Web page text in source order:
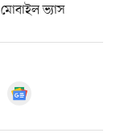
মোবাইল ভ্যাস